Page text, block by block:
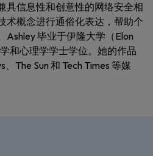
具信息性和创意性的网络安全相
术概念进行通俗化表达，帮助个
Ashley 毕业于伊隆大学（Elon
和心理学学士学位。她的作品
The Sun 和 Tech Times 等媒